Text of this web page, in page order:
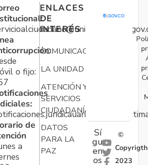
o fijo:
de
a
ENLACES
DE
INTERÉS
COMUNICACIONES
LA UNIDAD
ATENCIÓN Y
SERVICIOS
CIUDADANÍA
DATOS
PARA LA
PAZ
Sí
gu
en
os
©
Copyrigth
2023